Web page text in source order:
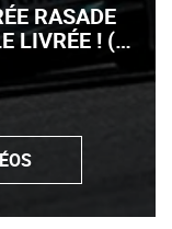
RASADE
LIVRÉE ! (+